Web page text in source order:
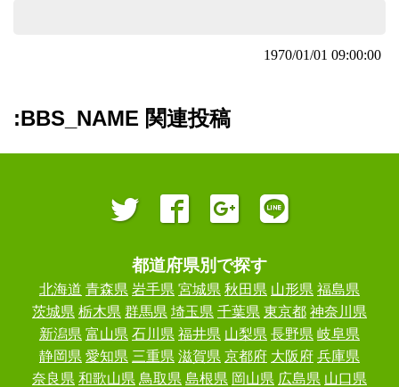
1970/01/01 09:00:00
:BBS_NAME 関連投稿
都道府県別で探す
北海道 青森県 岩手県 宮城県 秋田県 山形県 福島県
茨城県 栃木県 群馬県 埼玉県 千葉県 東京都 神奈川県
新潟県 富山県 石川県 福井県 山梨県 長野県 岐阜県
静岡県 愛知県 三重県 滋賀県 京都府 大阪府 兵庫県
奈良県 和歌山県 鳥取県 島根県 岡山県 広島県 山口県